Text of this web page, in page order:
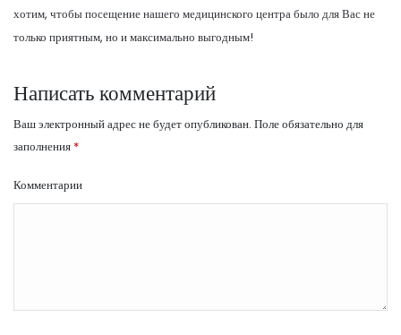
хотим, чтобы посещение нашего медицинского центра было для Вас не
только приятным, но и максимально выгодным!
Написать комментарий
Ваш электронный адрес не будет опубликован. Поле обязательно для
заполнения *
Комментарии